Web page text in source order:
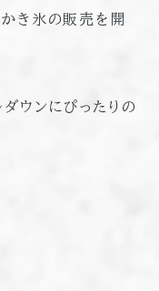
かき氷の販売を開
ウンにぴったりの